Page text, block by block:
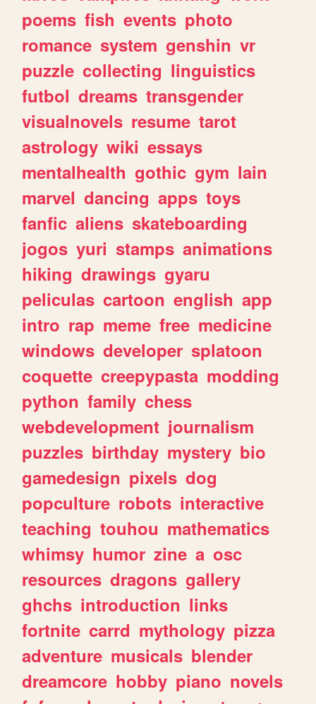
poems fish events photo
romance system genshin vr
puzzle collecting linguistics
futbol dreams transgender
visualnovels resume tarot
astrology wiki essays
mentalhealth gothic gym lain
marvel dancing apps toys
fanfic aliens skateboarding
jogos yuri stamps animations
hiking drawings gyaru
peliculas cartoon english app
intro rap meme free medicine
windows developer splatoon
coquette creepypasta modding
python family chess
webdevelopment journalism
puzzles birthday mystery bio
gamedesign pixels dog
popculture robots interactive
teaching touhou mathematics
whimsy humor zine a osc
resources dragons gallery
ghchs introduction links
fortnite carrd mythology pizza
adventure musicals blender
dreamcore hobby piano novels